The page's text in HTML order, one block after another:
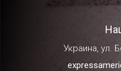
Украина, ул.